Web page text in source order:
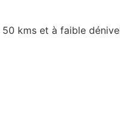
kms et à faible